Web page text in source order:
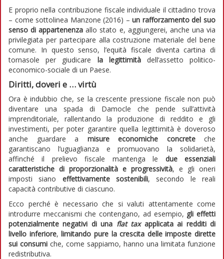
E proprio nella contribuzione fiscale individuale il cittadino trova
– come sottolinea Manzone (2016) –un rafforzamento del suo
senso di appartenenza allo stato e, aggiungerei, anche una via
privilegiata per partecipare alla costruzione materiale del bene
comune. In questo senso, l’equità fiscale diventa cartina di
tornasole per giudicare la legittimità dell’assetto politico-
economico-sociale di un Paese.
Diritti, doveri e … virtù
Ora è indubbio che, se la crescente pressione fiscale non può
diventare una spada di Damocle che pende sull’attività
imprenditoriale, rallentando la produzione di reddito e gli
investimenti, per poter garantire quella legittimità è doveroso
anche guardare a misure economiche concreteche
garantiscano l’uguaglianza e promuovano la solidarietà,
affinché il prelievo fiscale mantenga le due essenziali
caratteristiche di proporzionalità e progressività, e gli oneri
imposti siano effettivamente sostenibili, secondo le reali
capacità contributive di ciascuno.
Ecco perché è necessario che si valuti attentamente come
introdurre meccanismi che contengano, ad esempio, gli effetti
potenzialmente negativi di una flat taxapplicata ai redditi di
livello inferiore,limitando pure la crescita delle imposte dirette
sui consumi che, come sappiamo, hanno una limitata funzione
redistributiva.